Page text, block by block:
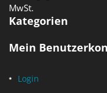
MwSt.
Kategorien
Mein
Login